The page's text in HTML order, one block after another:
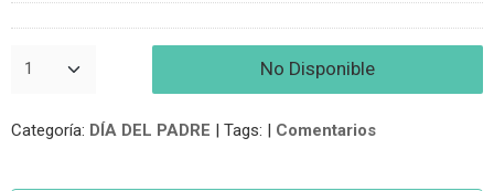
No Disponible
Categoría: DÍA DEL PADRE | Tags: | Comentarios